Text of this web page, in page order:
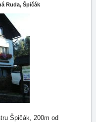
Ruda, Špičák
Špičák, 200m od